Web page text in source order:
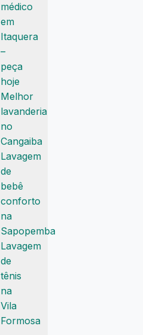
médico
em
Itaquera
–
peça
hoje
Melhor
lavanderia
no
Cangaiba
Lavagem
de
bebê
conforto
na
Sapopemba
Lavagem
de
tênis
na
Vila
Formosa